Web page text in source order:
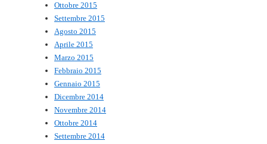
Ottobre 2015
Settembre 2015
Agosto 2015
Aprile 2015
Marzo 2015
Febbraio 2015
Gennaio 2015
Dicembre 2014
Novembre 2014
Ottobre 2014
Settembre 2014